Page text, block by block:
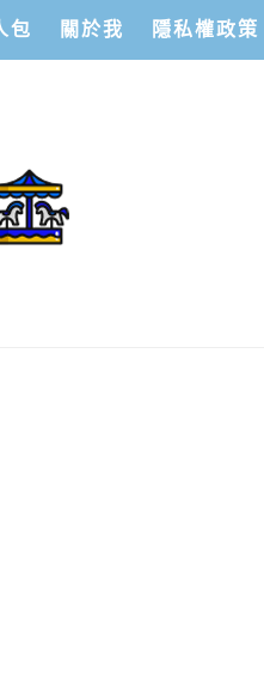
包 關於我 隱私權政策